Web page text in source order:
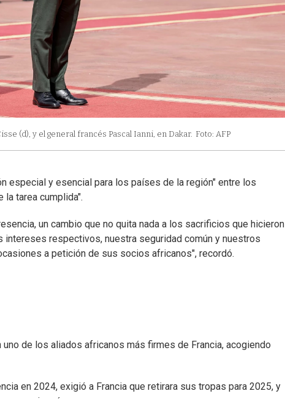
(d), y el general francés Pascal Ianni, en Dakar. Foto: AFP
especial y esencial para los países de la región" entre los
tarea cumplida".
un cambio que no quita nada a los sacrificios que hicieron
respectivos, nuestra seguridad común y nuestros
a petición de sus socios africanos", recordó.
uno de los aliados africanos más firmes de Francia, acogiendo
en 2024, exigió a Francia que retirara sus tropas para 2025, y